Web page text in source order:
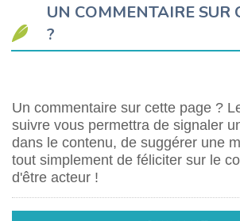
UN COMMENTAIRE SUR
?
Un commentaire sur cette page ?
suivre vous permettra de signaler
dans le contenu, de suggérer une
tout simplement de féliciter sur le
d'être acteur !